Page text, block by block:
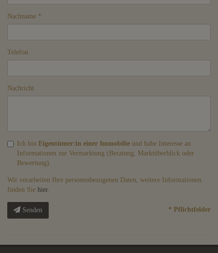
Nachname
Telefon
Nachricht
Ich bin Eigentümer:in einer Immobilie und habe Interesse an
Informationen zur Vermarktung (Beratung, Marktüberblick oder
Bewertung).
Wir verarbeiten Ihre personenbezogenen Daten, weitere Informationen
finden Sie hier.
Senden * Pflichtfelder